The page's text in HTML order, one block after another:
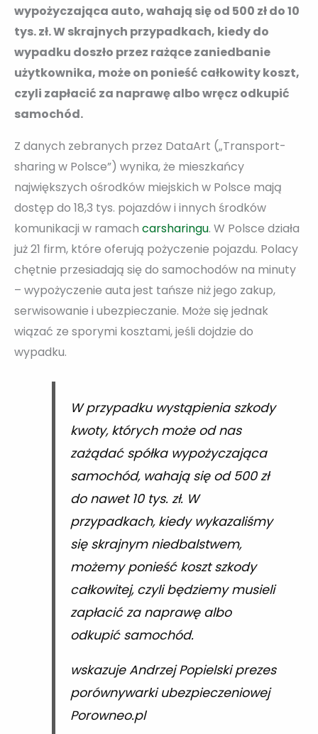
wypożyczająca auto, wahają się od 500 zł do 10
tys. zł. W skrajnych przypadkach, kiedy do
wypadku doszło przez rażące zaniedbanie
użytkownika, może on ponieść całkowity koszt,
czyli zapłacić za naprawę albo wręcz odkupić
samochód.
Z danych zebranych przez DataArt („Transport-
sharing w Polsce”) wynika, że mieszkańcy
największych ośrodków miejskich w Polsce mają
dostęp do 18,3 tys. pojazdów i innych środków
komunikacji w ramach carsharingu. W Polsce działa
już 21 firm, które oferują pożyczenie pojazdu. Polacy
chętnie przesiadają się do samochodów na minuty
– wypożyczenie auta jest tańsze niż jego zakup,
serwisowanie i ubezpieczanie. Może się jednak
wiązać ze sporymi kosztami, jeśli dojdzie do
wypadku.
W przypadku wystąpienia szkody
kwoty, których może od nas
zażądać spółka wypożyczająca
samochód, wahają się od 500 zł
do nawet 10 tys. zł. W
przypadkach, kiedy wykazaliśmy
się skrajnym niedbalstwem,
możemy ponieść koszt szkody
całkowitej, czyli będziemy musieli
zapłacić za naprawę albo
odkupić samochód.
wskazuje Andrzej Popielski prezes
porównywarki ubezpieczeniowej
Porowneo.pl